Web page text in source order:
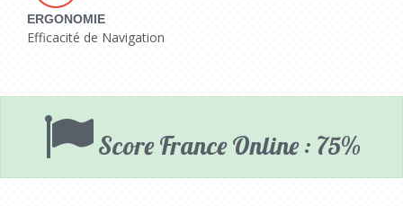
ERGONOMIE
Efficacité de Navigation
Score France Online : 75%